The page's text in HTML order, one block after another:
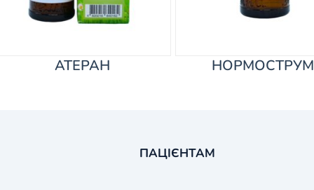
АТЕРАН НОРМОСТРУМ
ПАЦІЄНТАМ